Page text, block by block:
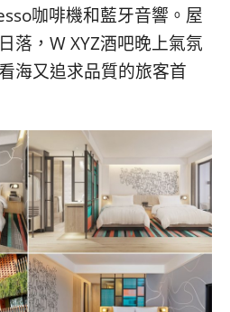
咖啡機和藍牙音響。屋
落，W XYZ酒吧晚上氣氛
海又追求品質的旅客首